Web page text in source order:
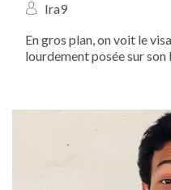
Ira9
En gros plan, on voit le
lourdement posée sur son
autre elle-même : "Ah,